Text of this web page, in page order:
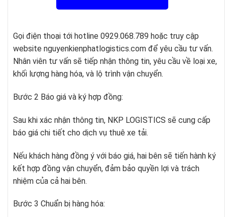
Gọi điện thoại tới hotline 0929.068.789 hoặc truy cập
website nguyenkienphatlogistics.com để yêu cầu tư vấn.
Nhân viên tư vấn sẽ tiếp nhận thông tin, yêu cầu về loại xe,
khối lượng hàng hóa, và lộ trình vận chuyển.
Bước 2 Báo giá và ký hợp đồng:
Sau khi xác nhận thông tin, NKP LOGISTICS sẽ cung cấp
báo giá chi tiết cho dịch vụ thuê xe tải.
Nếu khách hàng đồng ý với báo giá, hai bên sẽ tiến hành ký
kết hợp đồng vận chuyển, đảm bảo quyền lợi và trách
nhiệm của cả hai bên.
Bước 3 Chuẩn bị hàng hóa: